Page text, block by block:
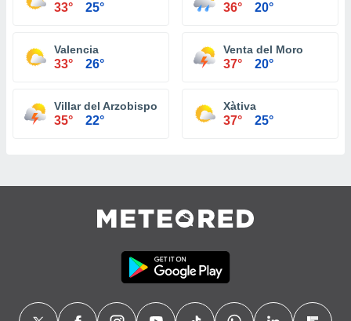
33° 25° 36° 20°
Valencia
33° 26°
Venta del Moro
37° 20°
Villar del Arzobispo
35° 22°
Xàtiva
37° 25°